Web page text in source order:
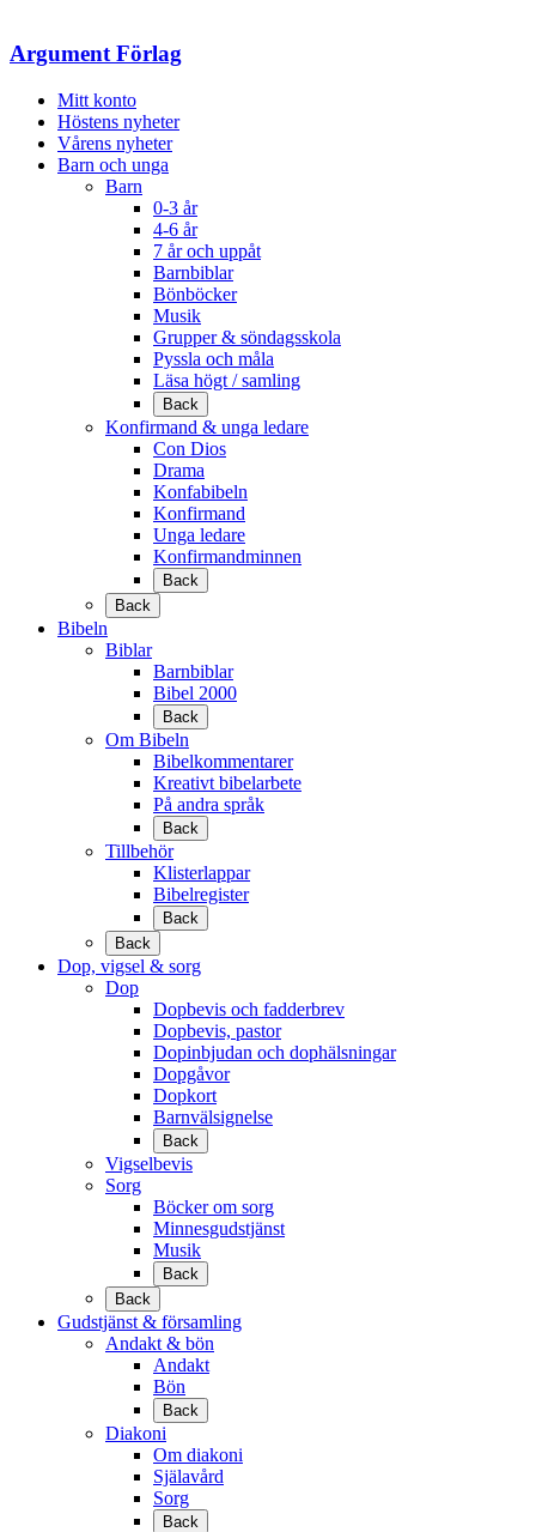
Argument Förlag
Mitt konto
Höstens nyheter
Vårens nyheter
Barn och unga
Barn
0-3 år
4-6 år
7 år och uppåt
Barnbiblar
Bönböcker
Musik
Grupper & söndagsskola
Pyssla och måla
Läsa högt / samling
Back
Konfirmand & unga ledare
Con Dios
Drama
Konfabibeln
Konfirmand
Unga ledare
Konfirmandminnen
Back
Back
Bibeln
Biblar
Barnbiblar
Bibel 2000
Back
Om Bibeln
Bibelkommentarer
Kreativt bibelarbete
På andra språk
Back
Tillbehör
Klisterlappar
Bibelregister
Back
Back
Dop, vigsel & sorg
Dop
Dopbevis och fadderbrev
Dopbevis, pastor
Dopinbjudan och dophälsningar
Dopgåvor
Dopkort
Barnvälsignelse
Back
Vigselbevis
Sorg
Böcker om sorg
Minnesgudstjänst
Musik
Back
Back
Gudstjänst & församling
Andakt & bön
Andakt
Bön
Back
Diakoni
Om diakoni
Själavård
Sorg
Back